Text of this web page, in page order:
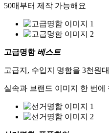
50매부터 제작 가능해요
고급명함 베스트
고급지, 수입지 명함을 3천원
실속과 브랜드 이미지 한 번에